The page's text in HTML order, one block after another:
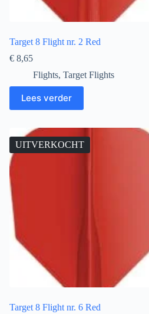
Target 8 Flight nr. 2 Red
€8,65
Flights, Target Flights
Lees verder
UITVERKOCHT
Target 8 Flight nr. 6 Red